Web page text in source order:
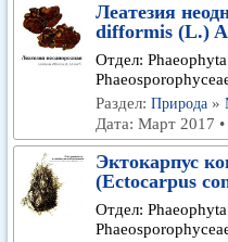
Леатезия
difformis (L.)
Отдел:
Раздел: Природа »
Дата: Март 2017
Эктокарпус
(Ectocarpus
Отдел: